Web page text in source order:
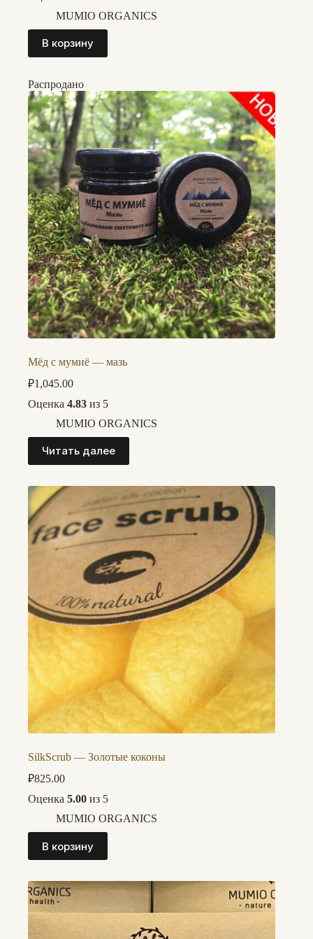
MUMIO ORGANICS
В корзину
Распродано
Мёд с мумиё — мазь
₽1,045.00
Оценка 4.83 из 5
MUMIO ORGANICS
Читать далее
SilkScrub — Золотые коконы
₽825.00
Оценка 5.00 из 5
MUMIO ORGANICS
В корзину